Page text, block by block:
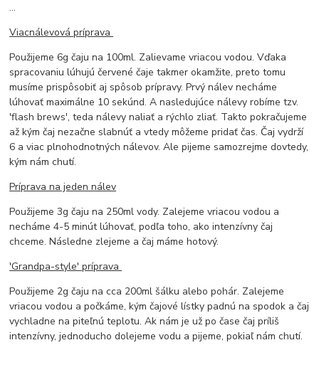
...
Viacnálevová príprava
Použijeme 6g čaju na 100ml. Zalievame vriacou vodou. Vďaka
spracovaniu lúhujú červené čaje takmer okamžite, preto tomu
musíme prispôsobiť aj spôsob prípravy. Prvý nálev necháme
lúhovať maximálne 10 sekúnd. A nasledujúce nálevy robíme tzv.
'flash brews', teda nálevy naliať a rýchlo zliať. Takto pokračujeme
až kým čaj nezačne slabnúť a vtedy môžeme pridať čas. Čaj vydrží
6 a viac plnohodnotných nálevov. Ale pijeme samozrejme dovtedy,
kým nám chutí.
Príprava na jeden nálev
Použijeme 3g čaju na 250ml vody. Zalejeme vriacou vodou a
necháme 4-5 minút lúhovať, podľa toho, ako intenzívny čaj
chceme. Následne zlejeme a čaj máme hotový.
'Grandpa-style' príprava
Použijeme 2g čaju na cca 200ml šálku alebo pohár. Zalejeme
vriacou vodou a počkáme, kým čajové lístky padnú na spodok a čaj
vychladne na piteľnú teplotu. Ak nám je už po čase čaj príliš
intenzívny, jednoducho dolejeme vodu a pijeme, pokiaľ nám chutí.